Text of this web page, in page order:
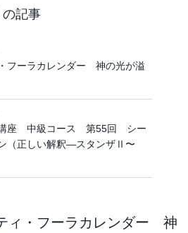
の記事
フーラカレンダー 神の光が溢
講座 中級コース 第55回 シー
（正しい解釈―スタンザⅡ〜
ィ・フーラカレンダー 神